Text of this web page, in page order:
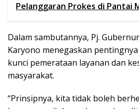
Pelanggaran Prokes di Pantai
Dalam sambutannya, Pj.
Karyono menegaskan
kunci pemerataan layanan dan
masyarakat.
“Prinsipnya, kita tidak boleh